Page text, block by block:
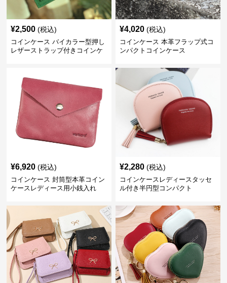
¥2,500 (税込)
コインケース バイカラー型押し
レザーストラップ付きコインケ
¥4,020 (税込)
コインケース 本革フラップ式コ
ンパクトコインケース
¥6,920 (税込)
コインケース 封筒型本革コイン
ケースレディース用小銭入れ
¥2,280 (税込)
コインケースレディースタッセ
ル付き半円型コンパクト